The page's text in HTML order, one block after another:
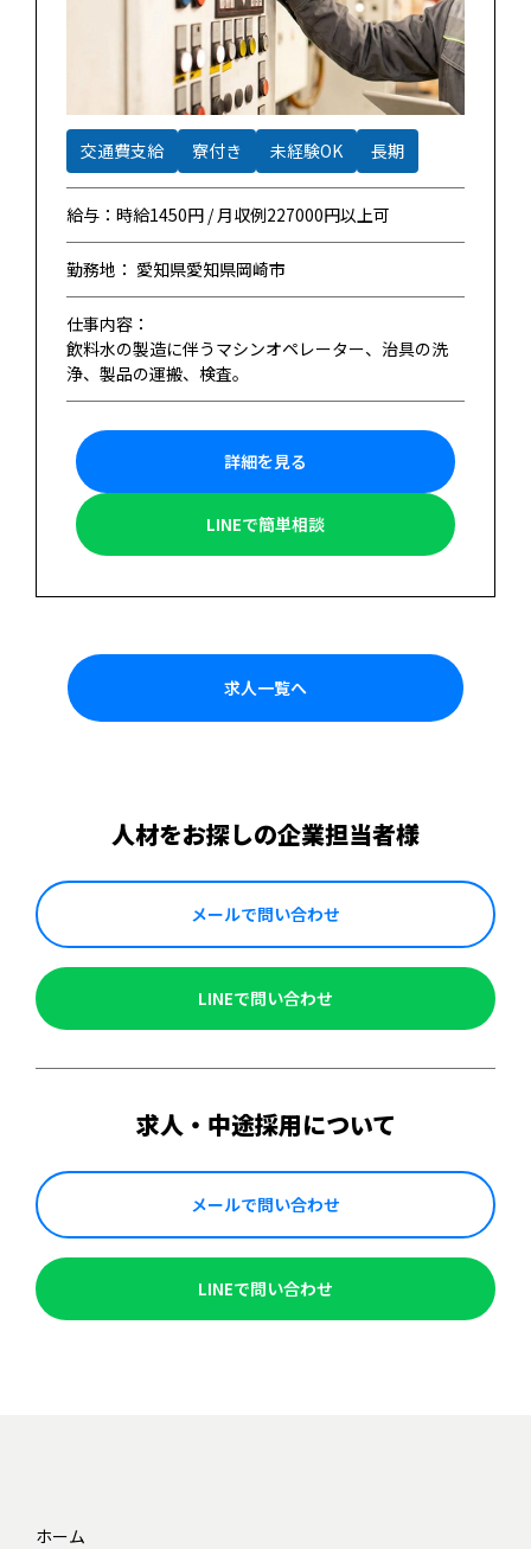
交通費支給 寮付き 未経験OK 長期
給与：時給1450円 / 月収例227000円以上可
勤務地： 愛知県愛知県岡崎市
仕事内容：
飲料水の製造に伴うマシンオペレーター、治具の洗
浄、製品の運搬、検査。
詳細を見る
LINEで簡単相談
求人一覧へ
人材をお探しの企業担当者様
メールで問い合わせ
LINEで問い合わせ
求人・中途採用について
メールで問い合わせ
LINEで問い合わせ
ホーム